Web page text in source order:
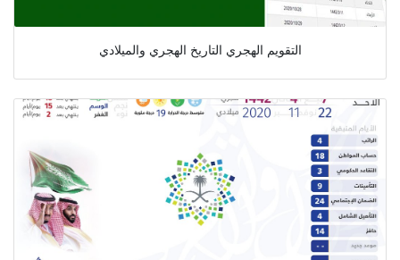
التقويم الهجري التاريخ الهجري والميلادي